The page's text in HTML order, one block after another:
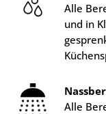
Alle
und in
Alle